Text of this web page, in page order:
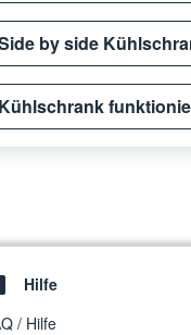
by side
Hilfe
/ Hilfe